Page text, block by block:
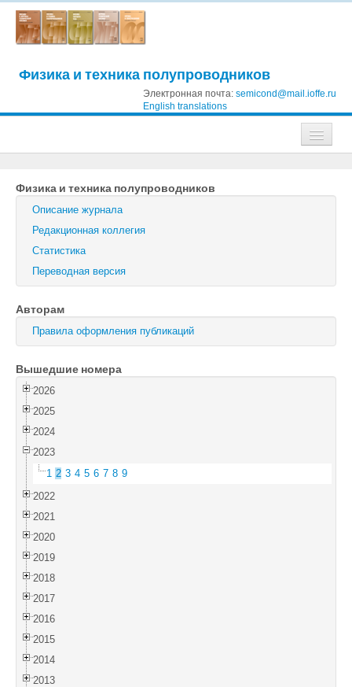
Физика и техника полупроводников
Электронная почта: semicond@mail.ioffe.ru
English translations
Журнал технической физики
Письма в Журнал технической физики
Физика твердого тела
Физика и техника полупроводников
Оптика и спектроскопия
Поиск
Войти
Физика и техника полупроводников
Описание журнала
Редакционная коллегия
Статистика
Переводная версия
Авторам
Правила оформления публикаций
Вышедшие номера
2026
2025
2024
2023
1 2 3 4 5 6 7 8 9
2022
2021
2020
2019
2018
2017
2016
2015
2014
2013